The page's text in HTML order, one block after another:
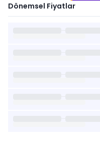
Dönemsel Fiyatlar